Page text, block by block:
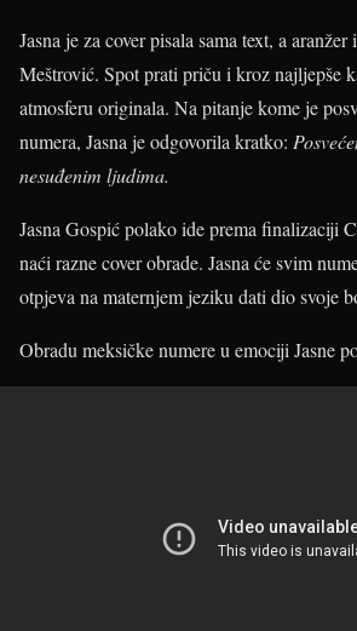
Jasna je za cover pisala sama text, a
Meštrović. Spot prati priču i kroz najljepše
atmosferu originala. Na pitanje kome je
numera, Jasna je odgovorila kratko:
nesuđenim ljudima.
Jasna Gospić polako ide prema finalizaciji
naći razne cover obrade. Jasna će svim
otpjeva na maternjem jeziku dati dio svoje
Obradu meksičke numere u emociji Jasne